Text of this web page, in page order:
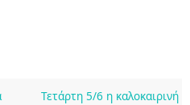
Τετάρτη 5/6 η καλοκαιρινή